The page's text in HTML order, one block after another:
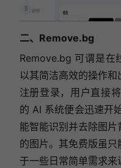
二、Remove.bg
Remove.bg 可谓是在
以其简洁高效的操作
注册登录，用户直接
的 AI 系统便会迅速开
能智能识别并去除图
的图片。其免费版虽
于一些日常简单需求